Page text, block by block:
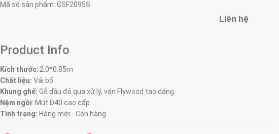
Mã số sản phẩm: GSF2095S
Liên hệ
Product Info
Kích thước: 2.0*0.85m
Chất liệu: Vải bố.
Khung ghế: Gỗ dầu đỏ qua xử lý, ván Flywood tạo dáng.
Nệm ngồi: Mút D40 cao cấp
Tình trạng: Hàng mới - Còn hàng